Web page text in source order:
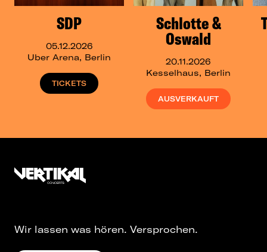
SDP
05.12.2026
Uber Arena, Berlin
TICKETS
Schlotte &
Oswald
20.11.2026
Kesselhaus, Berlin
AUSVERKAUFT
Wir lassen was hören. Versprochen.